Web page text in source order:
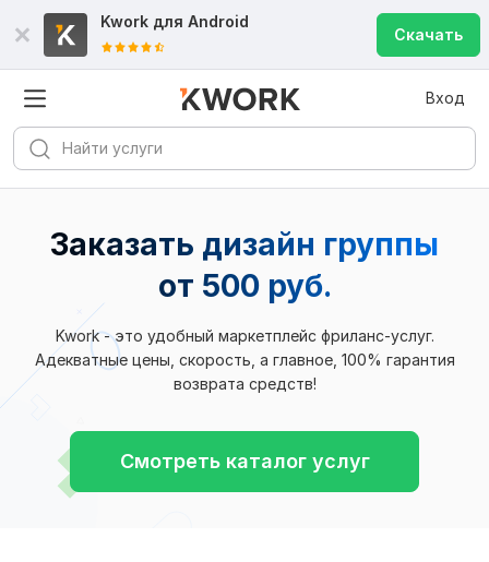
Kwork для Android
Скачать
Вход
Заказать дизайн группы
от 500 руб.
Kwork - это удобный маркетплейс фриланс-услуг.
Адекватные цены, скорость, а главное, 100% гарантия
возврата средств!
Смотреть каталог услуг